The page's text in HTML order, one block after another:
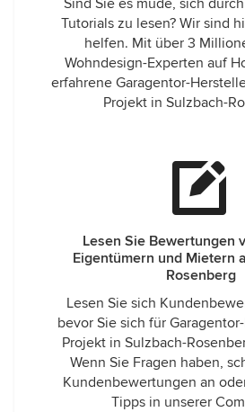
Sind Sie es müde, sich
Tutorials zu lesen? Wir sind
helfen. Mit über 3
Wohndesign-Experten auf
erfahrene Garagentor-
Projekt in Sulzbach-
Lesen Sie Bewertungen
Eigentümern und Mietern
Rosenberg
Lesen Sie sich
bevor Sie sich für
Projekt in Sulzbach-
Wenn Sie Fragen haben,
Kundenbewertungen an
Tipps in unserer